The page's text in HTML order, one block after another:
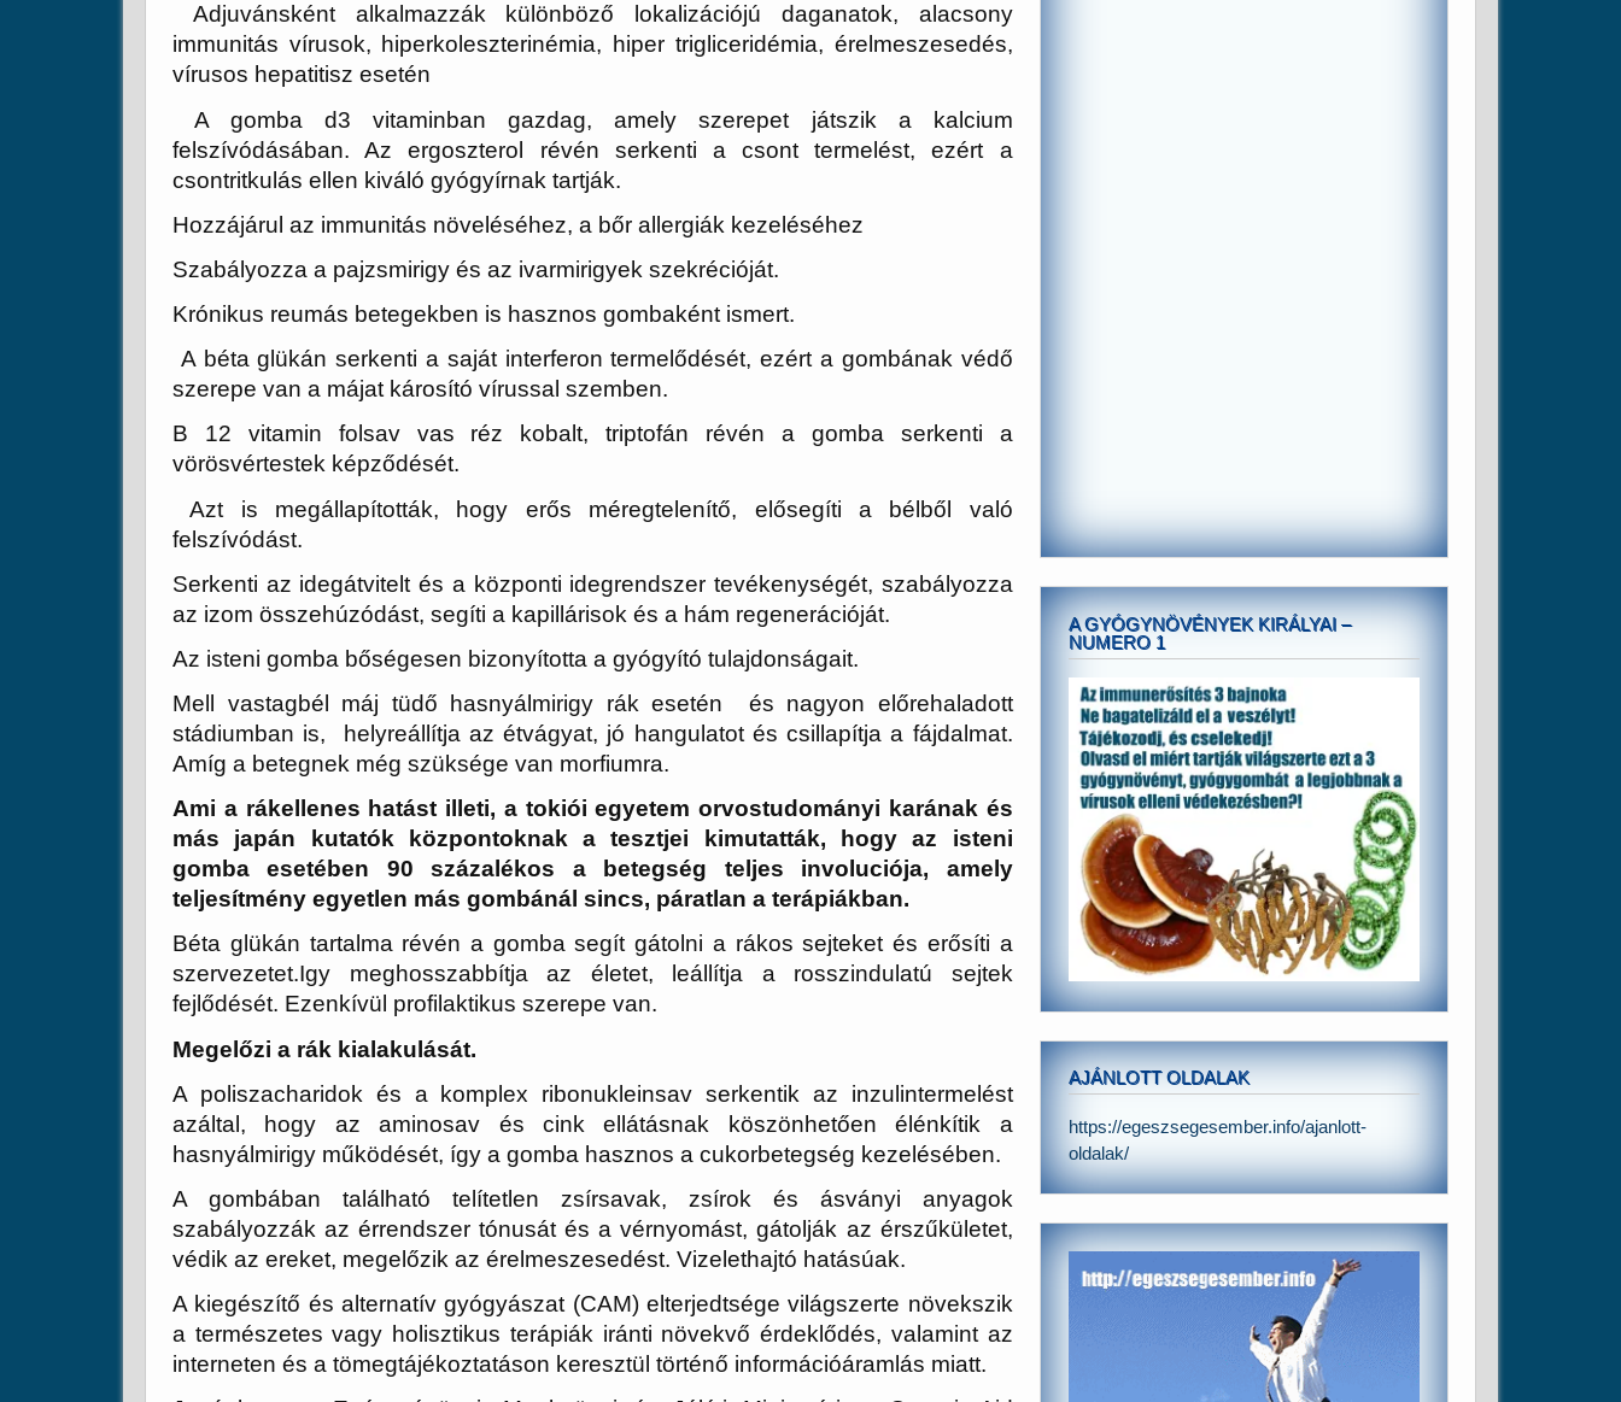
Adjuvánsként alkalmazzák különböző lokalizációjú daganatok, alacsony
immunitás vírusok, hiperkoleszterinémia, hiper trigliceridémia, érelmeszesedés,
vírusos hepatitisz esetén
A gomba d3 vitaminban gazdag, amely szerepet játszik a kalcium
felszívódásában. Az ergoszterol révén serkenti a csont termelést, ezért a
csontritkulás ellen kiváló gyógyírnak tartják.
Hozzájárul az immunitás növeléséhez, a bőr allergiák kezeléséhez
Szabályozza a pajzsmirigy és az ivarmirigyek szekrécióját.
Krónikus reumás betegekben is hasznos gombaként ismert.
A béta glükán serkenti a saját interferon termelődését, ezért a gombának védő
szerepe van a májat károsító vírussal szemben.
B 12 vitamin folsav vas réz kobalt, triptofán révén a gomba serkenti a
vörösvértestek képződését.
Azt is megállapították, hogy erős méregtelenítő, elősegíti a bélből való
felszívódást.
Serkenti az idegátvitelt és a központi idegrendszer tevékenységét, szabályozza
az izom összehúzódást, segíti a kapillárisok és a hám regenerációját.
Az isteni gomba bőségesen bizonyította a gyógyító tulajdonságait.
Mell vastagbél máj tüdő hasnyálmirigy rák esetén és nagyon előrehaladott
stádiumban is, helyreállítja az étvágyat, jó hangulatot és csillapítja a fájdalmat.
Amíg a betegnek még szüksége van morfiumra.
Ami a rákellenes hatást illeti, a tokiói egyetem orvostudományi karának és
más japán kutatók központoknak a tesztjei kimutatták, hogy az isteni
gomba esetében 90 százalékos a betegség teljes involuciója, amely
teljesítmény egyetlen más gombánál sincs, páratlan a terápiákban.
Béta glükán tartalma révén a gomba segít gátolni a rákos sejteket és erősíti a
szervezetet.Igy meghosszabbítja az életet, leállítja a rosszindulatú sejtek
fejlődését. Ezenkívül profilaktikus szerepe van.
Megelőzi a rák kialakulását.
A poliszacharidok és a komplex ribonukleinsav serkentik az inzulintermelést
azáltal, hogy az aminosav és cink ellátásnak köszönhetően élénkítik a
hasnyálmirigy működését, így a gomba hasznos a cukorbetegség kezelésében.
A gombában található telítetlen zsírsavak, zsírok és ásványi anyagok
szabályozzák az érrendszer tónusát és a vérnyomást, gátolják az érszűkületet,
védik az ereket, megelőzik az érelmeszesedést. Vizelethajtó hatásúak.
A kiegészítő és alternatív gyógyászat (CAM) elterjedtsége világszerte növekszik
a természetes vagy holisztikus terápiák iránti növekvő érdeklődés, valamint az
interneten és a tömegtájékoztatáson keresztül történő információáramlás miatt.
A GYÓGYNÖVÉNYEK KIRÁLYAI –
NUMERO 1
AJÁNLOTT OLDALAK
https://egeszsegesember.info/ajanlott-
oldalak/